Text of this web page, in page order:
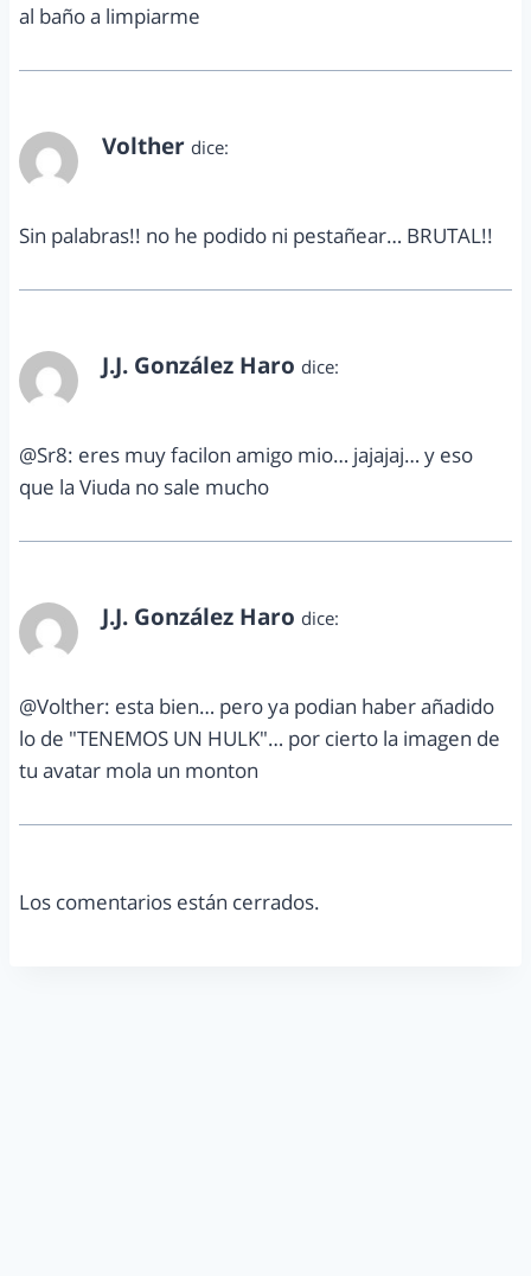
al baño a limpiarme
Volther dice:
Sin palabras!! no he podido ni pestañear… BRUTAL!!
J.J. González Haro dice:
@Sr8: eres muy facilon amigo mio… jajajaj… y eso
que la Viuda no sale mucho
J.J. González Haro dice:
@Volther: esta bien… pero ya podian haber añadido
lo de "TENEMOS UN HULK"… por cierto la imagen de
tu avatar mola un monton
Los comentarios están cerrados.